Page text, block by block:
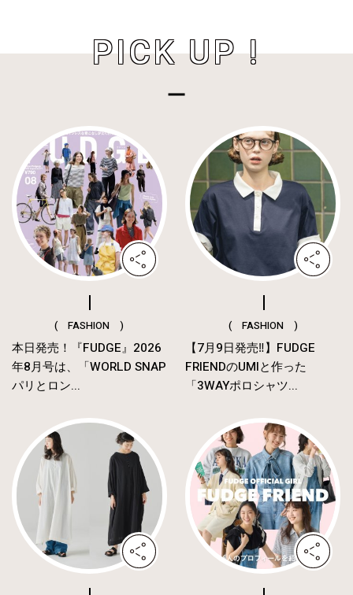
PICK UP !
( FASHION )
本日発売！『FUDGE』2026
年8月号は、「WORLD SNAP
パリとロン...
( FASHION )
【7月9日発売‼︎】FUDGE
FRIENDのUMIと作った
「3WAYポロシャツ...